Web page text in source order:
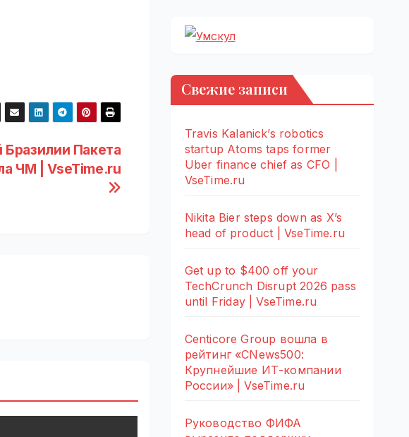
Пакета
ЧМ | VseTime.ru
Свежие записи
Travis Kalanick’s robotics
startup Atoms taps former
Uber finance chief as CFO |
VseTime.ru
Nikita Bier steps down as X’s
head of product | VseTime.ru
Get up to $400 off your
TechCrunch Disrupt 2026 pass
until Friday | VseTime.ru
Centicore Group вошла в
рейтинг «CNews500:
Крупнейшие ИТ-компании
России» | VseTime.ru
Руководство ФИФА